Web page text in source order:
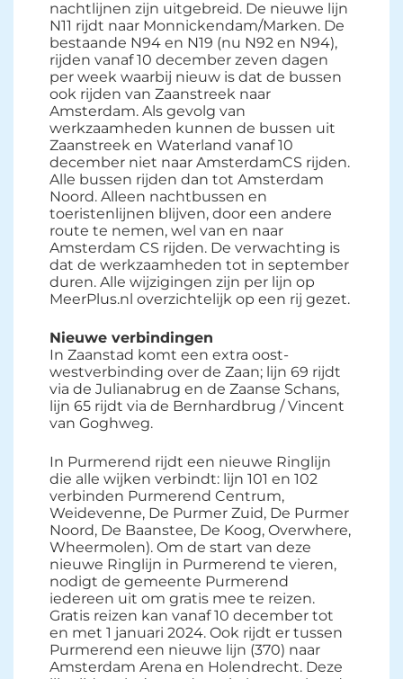
nachtlijnen zijn uitgebreid. De nieuwe lijn
N11 rijdt naar Monnickendam/Marken. De
bestaande N94 en N19 (nu N92 en N94),
rijden vanaf 10 december zeven dagen
per week waarbij nieuw is dat de bussen
ook rijden van Zaanstreek naar
Amsterdam. Als gevolg van
werkzaamheden kunnen de bussen uit
Zaanstreek en Waterland vanaf 10
december niet naar AmsterdamCS rijden.
Alle bussen rijden dan tot Amsterdam
Noord. Alleen nachtbussen en
toeristenlijnen blijven, door een andere
route te nemen, wel van en naar
Amsterdam CS rijden. De verwachting is
dat de werkzaamheden tot in september
duren. Alle wijzigingen zijn per lijn op
MeerPlus.nl overzichtelijk op een rij gezet.
Nieuwe verbindingen
In Zaanstad komt een extra oost-
westverbinding over de Zaan; lijn 69 rijdt
via de Julianabrug en de Zaanse Schans,
lijn 65 rijdt via de Bernhardbrug / Vincent
van Goghweg.
In Purmerend rijdt een nieuwe Ringlijn
die alle wijken verbindt: lijn 101 en 102
verbinden Purmerend Centrum,
Weidevenne, De Purmer Zuid, De Purmer
Noord, De Baanstee, De Koog, Overwhere,
Wheermolen). Om de start van deze
nieuwe Ringlijn in Purmerend te vieren,
nodigt de gemeente Purmerend
iedereen uit om gratis mee te reizen.
Gratis reizen kan vanaf 10 december tot
en met 1 januari 2024. Ook rijdt er tussen
Purmerend een nieuwe lijn (370) naar
Amsterdam Arena en Holendrecht. Deze